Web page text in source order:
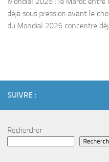
déjà sous pression avant le
du Mondial 2026 concentre
SUIVRE :
Rechercher